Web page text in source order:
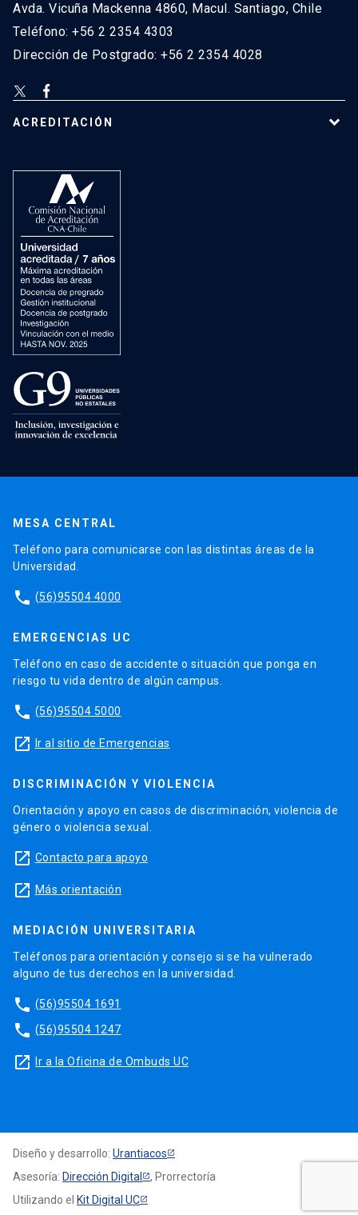
Avda. Vicuña Mackenna 4860, Macul. Santiago, Chile
Teléfono: +56 2 2354 4303
Dirección de Postgrado: +56 2 2354 4028
ACREDITACIÓN
MESA CENTRAL
Teléfono para comunicarse con las distintas áreas de la
Universidad.
phone (56)95504 4000
EMERGENCIAS UC
Teléfono en caso de accidente o situación que ponga en
riesgo tu vida dentro de algún campus.
phone (56)95504 5000
launch Ir al sitio de Emergencias
DISCRIMINACIÓN Y VIOLENCIA
Orientación y apoyo en casos de discriminación, violencia de
género o violencia sexual.
launch Contacto para apoyo
launch Más orientación
MEDIACIÓN UNIVERSITARIA
Teléfonos para orientación y consejo si se ha vulnerado
alguno de tus derechos en la universidad.
phone (56)95504 1691
phone (56)95504 1247
launch Ir a la Oficina de Ombuds UC
Diseño y desarrollo: Urantiacos
Asesoría: Dirección Digital
, Prorrectoría
Utilizando el Kit Digital UC